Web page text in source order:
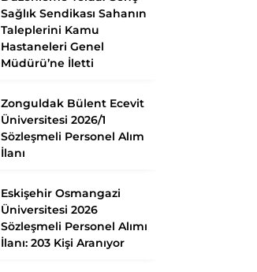
Sağlık Sendikası Sahanın
Taleplerini Kamu
Hastaneleri Genel
Müdürü’ne İletti
Zonguldak Bülent Ecevit
Üniversitesi 2026/1
Sözleşmeli Personel Alım
İlanı
Eskişehir Osmangazi
Üniversitesi 2026
Sözleşmeli Personel Alımı
İlanı: 203 Kişi Aranıyor